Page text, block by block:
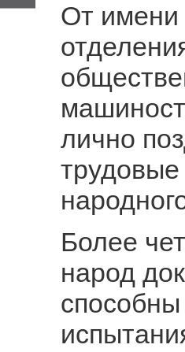
От имени
лично
Более
народ